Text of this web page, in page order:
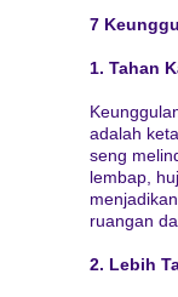
7
1. Tahan
adalah
seng
lembap,
ruangan
2. Lebih